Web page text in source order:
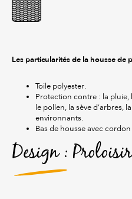
Les particularités de la housse
Toile polyester.
Protection contre : la pluie,
le pollen, la sève d’arbres,
environnants.
Bas de housse avec
Design :